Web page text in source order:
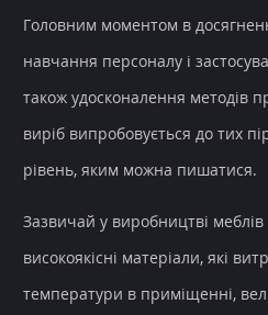
Головним моментом в
навчання персоналу і
також удосконалення методів
виріб випробовується до тих
рівень, яким можна пишатися.
Зазвичай у виробництві меблів
високоякісні матеріали, які
температури в приміщенні,